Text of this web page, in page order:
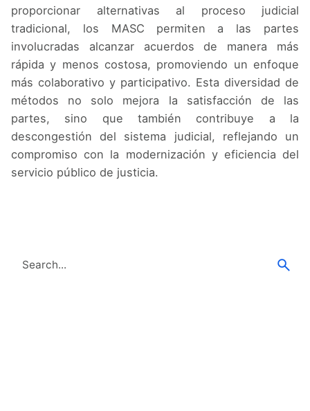
proporcionar alternativas al proceso judicial
tradicional, los MASC permiten a las partes
involucradas alcanzar acuerdos de manera más
rápida y menos costosa, promoviendo un enfoque
más colaborativo y participativo. Esta diversidad de
métodos no solo mejora la satisfacción de las
partes, sino que también contribuye a la
descongestión del sistema judicial, reflejando un
compromiso con la modernización y eficiencia del
servicio público de justicia.